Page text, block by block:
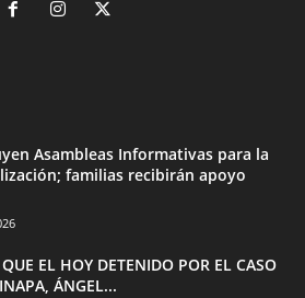
Asambleas Informativas para la
familias recibirán apoyo
EL HOY DETENIDO POR EL CASO
ÁNGEL...